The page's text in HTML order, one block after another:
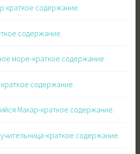
краткое содержание.
содержание.
море-краткое содержание.
содержание.
Макар-краткое содержание.
краткое содержание.